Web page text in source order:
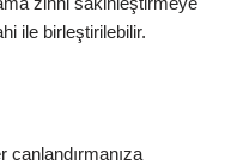
ile birleştirilebilir.